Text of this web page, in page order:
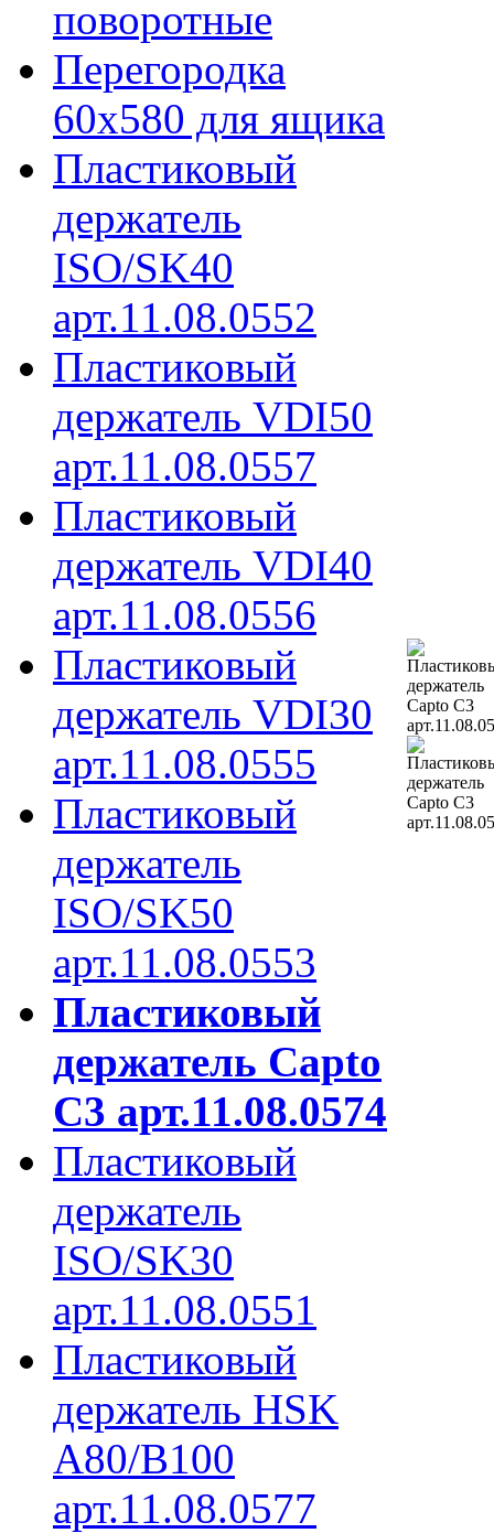
поворотные
Перегородка
60х580 для ящика
Пластиковый
держатель
ISO/SK40
арт.11.08.0552
Пластиковый
держатель VDI50
арт.11.08.0557
Пластиковый
держатель VDI40
арт.11.08.0556
Пластиковый
держатель VDI30
арт.11.08.0555
Пластиковый
держатель
ISO/SK50
арт.11.08.0553
Пластиковый
держатель Capto
C3 арт.11.08.0574
Пластиковый
держатель
ISO/SK30
арт.11.08.0551
Пластиковый
держатель HSK
A80/B100
арт.11.08.0577